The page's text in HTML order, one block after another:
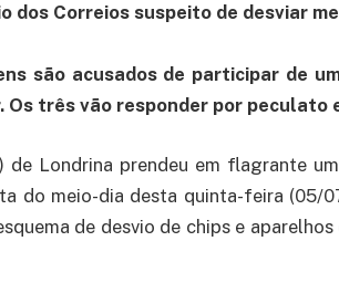
dos Correios suspeito de desviar
são acusados de participar de
Os três vão responder por peculato
de Londrina prendeu em flagrante
do meio-dia desta quinta-feira (05/
de desvio de chips e